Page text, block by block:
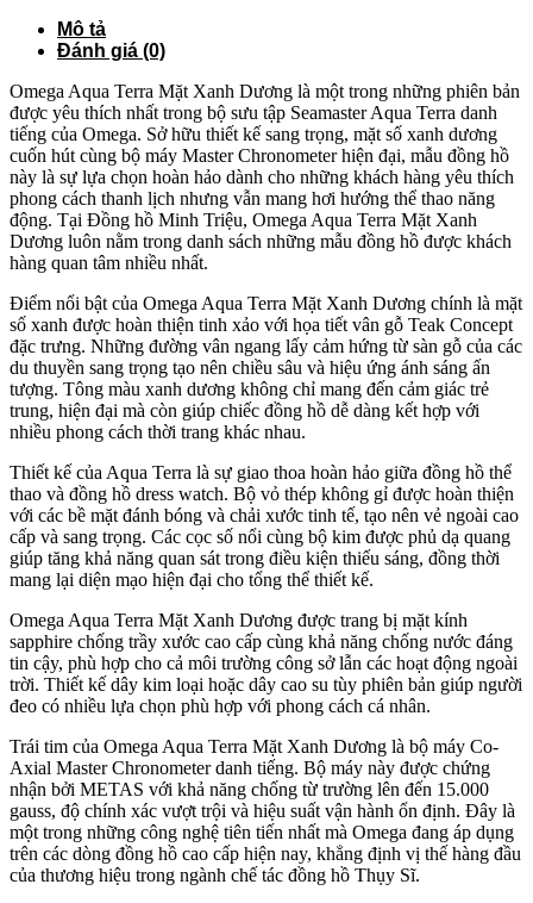
Mô tả
Đánh giá (0)
Omega Aqua Terra Mặt Xanh Dương là một trong những phiên bản
được yêu thích nhất trong bộ sưu tập Seamaster Aqua Terra danh
tiếng của Omega. Sở hữu thiết kế sang trọng, mặt số xanh dương
cuốn hút cùng bộ máy Master Chronometer hiện đại, mẫu đồng hồ
này là sự lựa chọn hoàn hảo dành cho những khách hàng yêu thích
phong cách thanh lịch nhưng vẫn mang hơi hướng thể thao năng
động. Tại Đồng hồ Minh Triệu, Omega Aqua Terra Mặt Xanh
Dương luôn nằm trong danh sách những mẫu đồng hồ được khách
hàng quan tâm nhiều nhất.
Điểm nổi bật của Omega Aqua Terra Mặt Xanh Dương chính là mặt
số xanh được hoàn thiện tinh xảo với họa tiết vân gỗ Teak Concept
đặc trưng. Những đường vân ngang lấy cảm hứng từ sàn gỗ của các
du thuyền sang trọng tạo nên chiều sâu và hiệu ứng ánh sáng ấn
tượng. Tông màu xanh dương không chỉ mang đến cảm giác trẻ
trung, hiện đại mà còn giúp chiếc đồng hồ dễ dàng kết hợp với
nhiều phong cách thời trang khác nhau.
Thiết kế của Aqua Terra là sự giao thoa hoàn hảo giữa đồng hồ thể
thao và đồng hồ dress watch. Bộ vỏ thép không gỉ được hoàn thiện
với các bề mặt đánh bóng và chải xước tinh tế, tạo nên vẻ ngoài cao
cấp và sang trọng. Các cọc số nổi cùng bộ kim được phủ dạ quang
giúp tăng khả năng quan sát trong điều kiện thiếu sáng, đồng thời
mang lại diện mạo hiện đại cho tổng thể thiết kế.
Omega Aqua Terra Mặt Xanh Dương được trang bị mặt kính
sapphire chống trầy xước cao cấp cùng khả năng chống nước đáng
tin cậy, phù hợp cho cả môi trường công sở lẫn các hoạt động ngoài
trời. Thiết kế dây kim loại hoặc dây cao su tùy phiên bản giúp người
đeo có nhiều lựa chọn phù hợp với phong cách cá nhân.
Trái tim của Omega Aqua Terra Mặt Xanh Dương là bộ máy Co-
Axial Master Chronometer danh tiếng. Bộ máy này được chứng
nhận bởi METAS với khả năng chống từ trường lên đến 15.000
gauss, độ chính xác vượt trội và hiệu suất vận hành ổn định. Đây là
một trong những công nghệ tiên tiến nhất mà Omega đang áp dụng
trên các dòng đồng hồ cao cấp hiện nay, khẳng định vị thế hàng đầu
của thương hiệu trong ngành chế tác đồng hồ Thụy Sĩ.